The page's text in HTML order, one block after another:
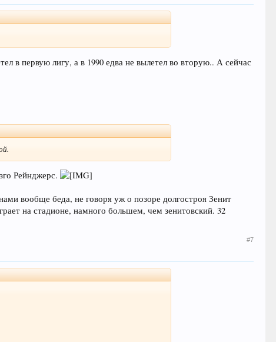
в первую лигу, а в 1990 едва не вылетел во вторую.. А сейчас
Рейнджерс.
вообще беда, не говоря уж о позоре долгостроя Зенит
на стадионе, намного большем, чем зенитовский. 32
#7